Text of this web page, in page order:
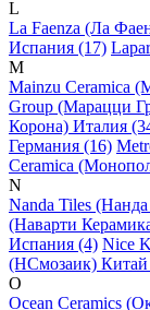
L
La Faenza (Ла
Испания (17)
M
Mainzu Ceramica
Group (Марацци
Корона) Италия
Германия (16)
Ceramica
N
Nanda Tiles
(Наварти
Испания (4) Nice
(НСмозаик) Китай
O
Ocean Ceramics